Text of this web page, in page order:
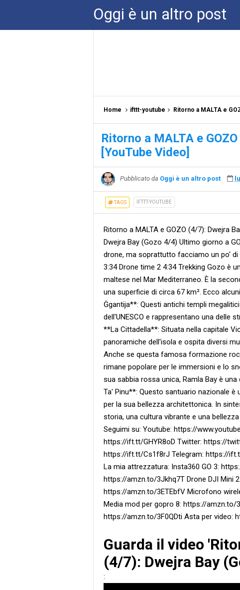
Oggi è un altro post
Home ifttt-youtube Ritorno a MALTA e
Ritorno a MALTA e
[YouTube Video]
Pubblicato da Oggi è un altro post
TAGS IFTTT-YOUTUBE
Ritorno a MALTA e GOZO (4/7): Dwejra
Dwejra Bay (Gozo 4/4) Ultimo giorno a
drone, ma soprattutto facciamo un po' di
3:34 Drone time 2 4:34 Trekking Gozo è
maltese nel Mar Mediterraneo. È la
una superficie di circa 67 km². Ecco
Ġgantija**: Questi antichi templi
dell'UNESCO e rappresentano una delle
**La Cittadella**: Situata nella capitale
panoramiche dell'isola e ospita diversi
Anche se questa famosa formazione
rimane popolare per le immersioni e lo
sua sabbia rossa unica, Ramla Bay è
Ta' Pinu**: Questo santuario nazionale
per la sua bellezza architettonica. In
storia, una cultura vibrante e una
Seguimi su: Youtube: https://
https://ift.tt/GHYR8oD Twitter: https://
https://ift.tt/Cs1f8rJ Telegram: https://
La mia attrezzatura: Insta360 GO 3:
https://amzn.to/3Jkhq7T Drone DJI Mini
https://amzn.to/3ETEbfV Microfono
Media mod per gopro 8: https://amzn.to/
https://amzn.to/3F0QDti Asta per video:
Guarda il video
(4/7): Dwejra Bay
: